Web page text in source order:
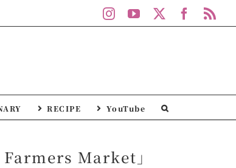
InstagramYouTube
RECIPE YouTube
Farmers Market」